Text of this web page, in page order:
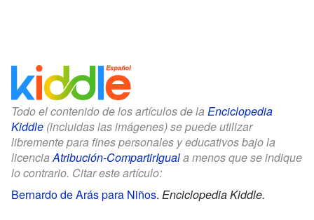
Todo el contenido de los artículos de la Enciclopedia
Kiddle (incluidas las imágenes) se puede utilizar
libremente para fines personales y educativos bajo la
licenciaAtribución-CompartirIguala menos que se indique
lo contrario. Citar este artículo:
Bernardo de Arás para Niños. Enciclopedia Kiddle.